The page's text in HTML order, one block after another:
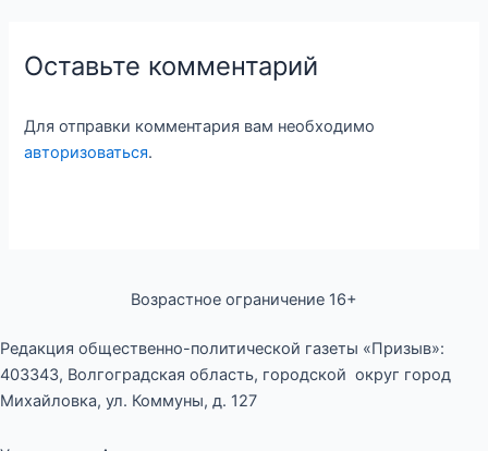
Оставьте комментарий
Для отправки комментария вам необходимо
авторизоваться.
Возрастное ограничение 16+
Редакция общественно-политической газеты «Призыв»:
403343, Волгоградская область, городской округ город
Михайловка, ул. Коммуны, д. 127